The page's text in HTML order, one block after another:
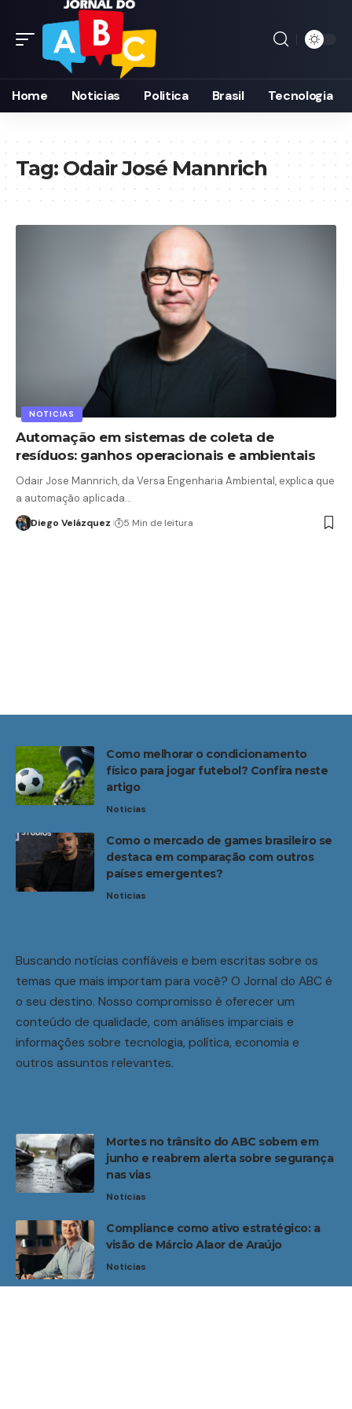
Home Noticias Politica Brasil Tecnologia
Tag: Odair José Mannrich
NOTICIAS
Automação em sistemas de coleta de
resíduos: ganhos operacionais e ambientais
Odair Jose Mannrich, da Versa Engenharia Ambiental, explica que
a automação aplicada…
Diego Velázquez 5 Min de leitura
Como melhorar o condicionamento
físico para jogar futebol? Confira neste
artigo
Noticias
Como o mercado de games brasileiro se
destaca em comparação com outros
países emergentes?
Noticias
Buscando notícias confiáveis e bem escritas sobre os
temas que mais importam para você? O Jornal do ABC é
o seu destino. Nosso compromisso é oferecer um
conteúdo de qualidade, com análises imparciais e
informações sobre tecnologia, política, economia e
outros assuntos relevantes.
Mortes no trânsito do ABC sobem em
junho e reabrem alerta sobre segurança
nas vias
Noticias
Compliance como ativo estratégico: a
visão de Márcio Alaor de Araújo
Noticias